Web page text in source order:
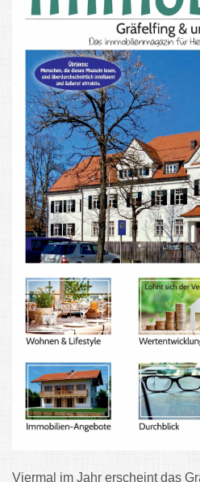
Viermal im Jahr erscheint das